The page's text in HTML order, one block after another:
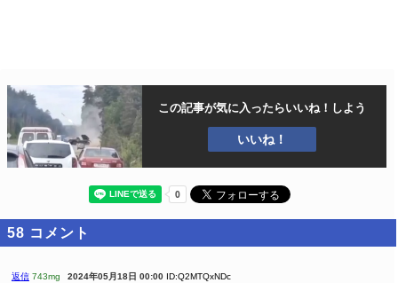
この記事が気に入ったらいいね！しよう
いいね！
58 コメント
返信 743mg 2024年05月18日 00:00 ID:Q2MTQxNDc